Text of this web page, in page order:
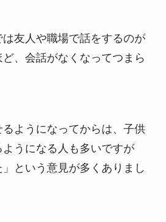
友人や職場で話をするのが
、会話がなくなってつまら
ようになってからは、子供
うになる人も多いですが
」という意見が多くありまし